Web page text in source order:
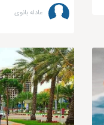
عادله بانوی